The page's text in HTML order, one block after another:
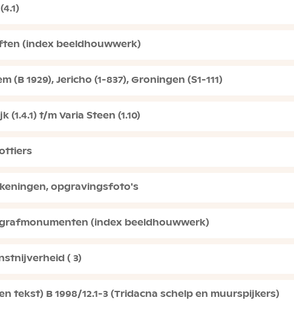
(index beeldhouwwerk)
1929), Jericho (1-837), Groningen (S1-111)
t/m Varia Steen (1.10)
opgravingsfoto's
(index beeldhouwwerk)
( 3)
tekst) B 1998/12.1-3 (Tridacna schelp en muurspijkers)